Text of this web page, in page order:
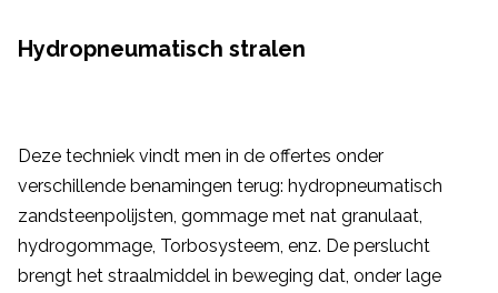
Hydropneumatisch stralen
Deze techniek vindt men in de offertes onder
verschillende benamingen terug: hydropneumatisch
zandsteenpolijsten, gommage met nat granulaat,
hydrogommage, Torbosysteem, enz. De perslucht
brengt het straalmiddel in beweging dat, onder lage